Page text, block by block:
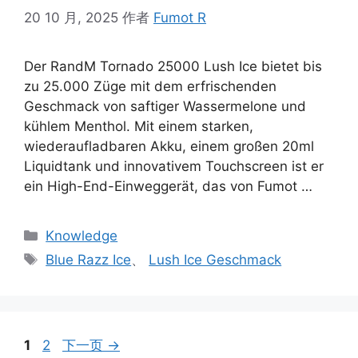
20 10 月, 2025 作者 Fumot R
Der RandM Tornado 25000 Lush Ice bietet bis
zu 25.000 Züge mit dem erfrischenden
Geschmack von saftiger Wassermelone und
kühlem Menthol. Mit einem starken,
wiederaufladbaren Akku, einem großen 20ml
Liquidtank und innovativem Touchscreen ist er
ein High-End-Einweggerät, das von Fumot …
Knowledge
Blue Razz Ice、 Lush Ice Geschmack
1 2 下一页 →